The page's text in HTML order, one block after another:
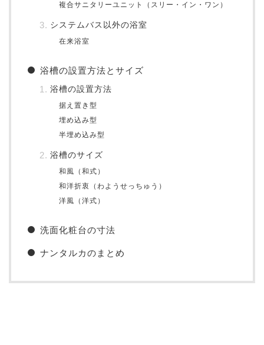
複合サニタリーユニット（スリー・イン・ワン）
システムバス以外の浴室
在来浴室
浴槽の設置方法とサイズ
浴槽の設置方法
据え置き型
埋め込み型
半埋め込み型
浴槽のサイズ
和風（和式）
和洋折衷（わようせっちゅう）
洋風（洋式）
洗面化粧台の寸法
ナンタルカのまとめ